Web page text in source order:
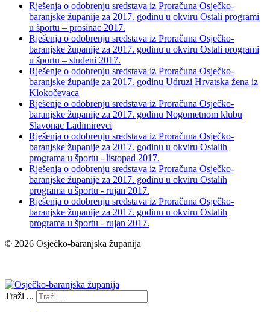
Rješenja o odobrenju sredstava iz Proračuna Osječko-
baranjske županije za 2017. godinu u okviru Ostali programi
u športu – prosinac 2017.
Rješenja o odobrenju sredstava iz Proračuna Osječko-
baranjske županije za 2017. godinu u okviru Ostali programi
u športu – studeni 2017.
Rješenje o odobrenju sredstava iz Proračuna Osječko-
baranjske županije za 2017. godinu Udruzi Hrvatska žena iz
Klokočevaca
Rješenje o odobrenju sredstava iz Proračuna Osječko-
baranjske županije za 2017. godinu Nogometnom klubu
Slavonac Ladimirevci
Rješenja o odobrenju sredstava iz Proračuna Osječko-
baranjske županije za 2017. godinu u okviru Ostalih
programa u športu - listopad 2017.
Rješenja o odobrenju sredstava iz Proračuna Osječko-
baranjske županije za 2017. godinu u okviru Ostalih
programa u športu - rujan 2017.
Rješenja o odobrenju sredstava iz Proračuna Osječko-
baranjske županije za 2017. godinu u okviru Ostalih
programa u športu - rujan 2017.
© 2026 Osječko-baranjska županija
Traži ...